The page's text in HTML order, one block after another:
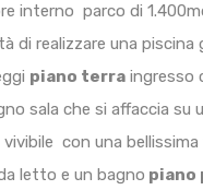
interno parco di
di realizzare una piscina
piano terra ingresso
sala che si affaccia su
con una
letto e un bagno piano